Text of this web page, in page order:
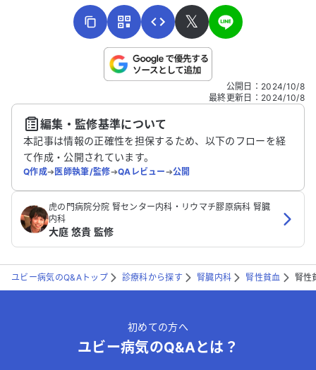
こちらは送信専用のフォームです。氏名やご自身の病気の詳細な
送信する
𝕏
公開日 ： 2024/10/8
最終更新日 ： 2024/10/8
編集・監修基準について
本記事は情報の正確性を担保するため、以下のフローを経
て作成・公開されています。
Q作成➔医師執筆/監修➔QAレビュー➔公開
虎の門病院分院 腎センター内科・リウマチ膠原病科 腎臓
内科
大庭 悠貴 監修
ユビー病気のQ&Aトップ 診療科から探す 腎臓内科 腎性貧血 腎性
初めての方へ
ユビー病気のQ&Aとは？